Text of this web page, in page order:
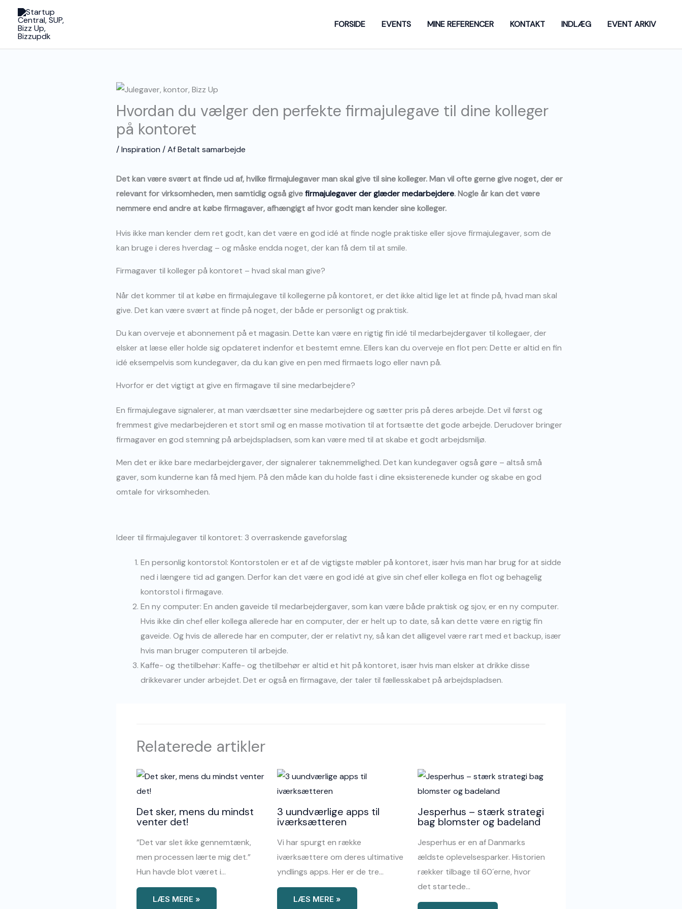
indholdet
FORSIDE EVENTS MINE REFERENCER KONTAKT INDLÆG EVENT ARKIV
Hvordan du vælger den perfekte firmajulegave til dine kolleger
på kontoret
/Inspiration / AfBetalt samarbejde
Det kan være svært at finde ud af, hvilke firmajulegaver man skal give til sine kolleger. Man vil ofte gerne give noget, der er
relevant for virksomheden, men samtidig også givefirmajulegaver der glæder medarbejdere. Nogle år kan det være
nemmere end andre at købe firmagaver, afhængigt af hvor godt man kender sine kolleger.
Hvis ikke man kender dem ret godt, kan det være en god idé at finde nogle praktiske eller sjove firmajulegaver, som de
kan bruge i deres hverdag – og måske endda noget, der kan få dem til at smile.
Firmagaver til kolleger på kontoret – hvad skal man give?
Når det kommer til at købe en firmajulegave til kollegerne på kontoret, er det ikke altid lige let at finde på, hvad man skal
give. Det kan være svært at finde på noget, der både er personligt og praktisk.
Du kan overveje et abonnement på et magasin. Dette kan være en rigtig fin idé til medarbejdergaver til kollegaer, der
elsker at læse eller holde sig opdateret indenfor et bestemt emne. Ellers kan du overveje en flot pen: Dette er altid en fin
idé eksempelvis som kundegaver, da du kan give en pen med firmaets logo eller navn på.
Hvorfor er det vigtigt at give en firmagave til sine medarbejdere?
En firmajulegave signalerer, at man værdsætter sine medarbejdere og sætter pris på deres arbejde. Det vil først og
fremmest give medarbejderen et stort smil og en masse motivation til at fortsætte det gode arbejde. Derudover bringer
firmagaver en god stemning på arbejdspladsen, som kan være med til at skabe et godt arbejdsmiljø.
Men det er ikke bare medarbejdergaver, der signalerer taknemmelighed. Det kan kundegaver også gøre – altså små
gaver, som kunderne kan få med hjem. På den måde kan du holde fast i dine eksisterenede kunder og skabe en god
omtale for virksomheden.
Ideer til firmajulegaver til kontoret: 3 overraskende gaveforslag
En personlig kontorstol: Kontorstolen er et af de vigtigste møbler på kontoret, især hvis man har brug for at sidde
ned i længere tid ad gangen. Derfor kan det være en god idé at give sin chef eller kollega en flot og behagelig
kontorstol i firmagave.
En ny computer: En anden gaveide til medarbejdergaver, som kan være både praktisk og sjov, er en ny computer.
Hvis ikke din chef eller kollega allerede har en computer, der er helt up to date, så kan dette være en rigtig fin
gaveide. Og hvis de allerede har en computer, der er relativt ny, så kan det alligevel være rart med et backup, især
hvis man bruger computeren til arbejde.
Kaffe- og thetilbehør: Kaffe- og thetilbehør er altid et hit på kontoret, især hvis man elsker at drikke disse
drikkevarer under arbejdet. Det er også en firmagave, der taler til fællesskabet på arbejdspladsen.
Relaterede artikler
Det sker, mens du mindst
venter det!
”Det var slet ikke gennemtænk,
men processen lærte mig det.”
Hun havde blot været i…
LÆS MERE »
3 uundværlige apps til
iværksætteren
Vi har spurgt en række
iværksættere om deres ultimative
yndlings apps. Her er de tre…
LÆS MERE »
Jesperhus – stærk strategi
bag blomster og badeland
Jesperhus er en af Danmarks
ældste oplevelsesparker. Historien
rækker tilbage til 60´erne, hvor
det startede…